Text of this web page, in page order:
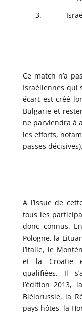
3.
Ce match n’a
Israéliennes qui
écart est créé
Bulgarie et
ne parviendra à
les efforts,
passes décisives).
A l’issue de
tous les
donc connus.
Pologne, la
l’Italie, le
et la Croatie
qualifiées. Il
l’édition 2013,
Biélorussie, la
pays hôtes, la